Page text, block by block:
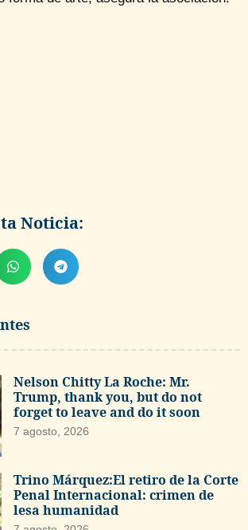
Nelson Chitty La Roche: Mr.
Trump, thank you, but do not
forget to leave and do it soon
7 agosto, 2026
Trino Márquez:El retiro de la Corte
Penal Internacional: crimen de
lesa humanidad
Noticia: